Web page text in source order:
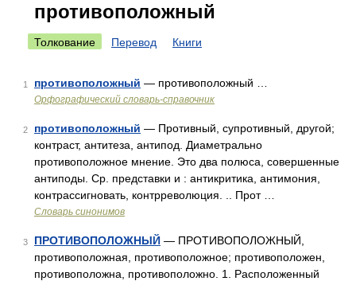
противоположный
Толкование Перевод Книги
1 противоположный — противоположный …
Орфографический словарь-справочник
2 противоположный — Противный, супротивный, другой;
контраст, антитеза, антипод. Диаметрально
противоположное мнение. Это два полюса, совершенные
антиподы. Ср. представки и : антикритика, антимония,
контрассигновать, контрреволюция. .. Прот …
Словарь синонимов
3 ПРОТИВОПОЛОЖНЫЙ — ПРОТИВОПОЛОЖНЫЙ,
противоположная, противоположное; противоположен,
противоположна, противоположно. 1. Расположенный